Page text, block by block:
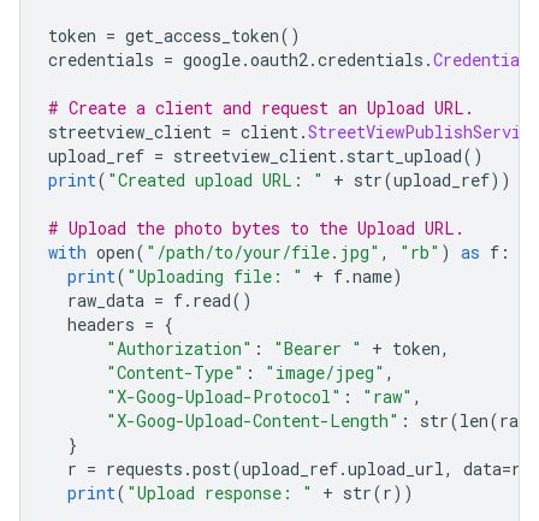
token = get_access_token()
credentials = google.oauth2.credentials .Credentials
# Create a client and request an Upload URL.
streetview_client = client.
upload_ref = streetview_client. start_upload()
print( "Created upload URL: " + str(upload_ref))
# Upload the photo bytes to the Upload URL.
with open( "/path/to/your/file.jpg" , "rb" ) as f :
print( "Uploading file: " + f.name)
raw_data = f. read()
headers = {
"Authorization" : "Bearer " + token,
"Content-Type" : "image/jpeg" ,
"X-Goog-Upload-Protocol" : "raw" ,
"X-Goog-Upload-Content-Length" : str(len(
}
r = requests .post(upload_ref.upload_url, data=
print( "Upload response: " + str(r))